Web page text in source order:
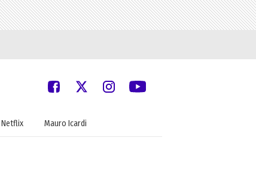
Netflix Mauro Icardi